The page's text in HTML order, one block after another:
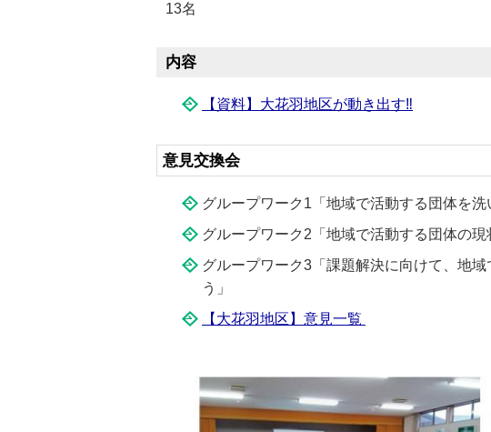
13名
内容
【資料】大花羽地区が動き出す‼
意見交換会
グループワーク1「地域で活動する団体を洗
グループワーク2「地域で活動する団体の現
グループワーク3「課題解決に向けて、地
う」
【大花羽地区】意見一覧